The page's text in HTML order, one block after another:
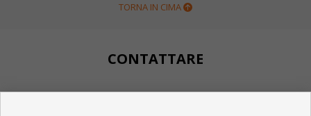
TORNA IN CIMA
CONTATTARE